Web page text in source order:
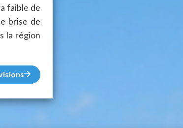
faible de
brise de
la région